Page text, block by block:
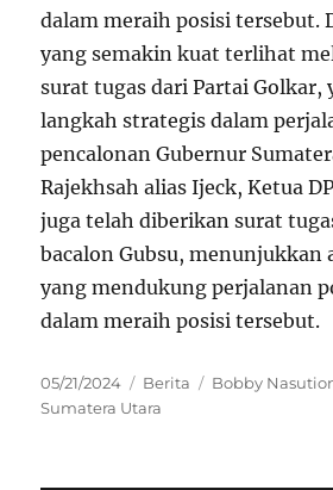
dalam meraih posisi tersebut.
yang semakin kuat terlihat
surat tugas dari Partai Golkar,
langkah strategis dalam
pencalonan Gubernur
Rajekhsah alias Ijeck, Ketua
juga telah diberikan surat
bacalon Gubsu, menunjukkan
yang mendukung perjalanan
dalam meraih posisi tersebut.
Posted
on
05/21/2024 Categories
Berita Tags
Bobby
Sumatera Utara